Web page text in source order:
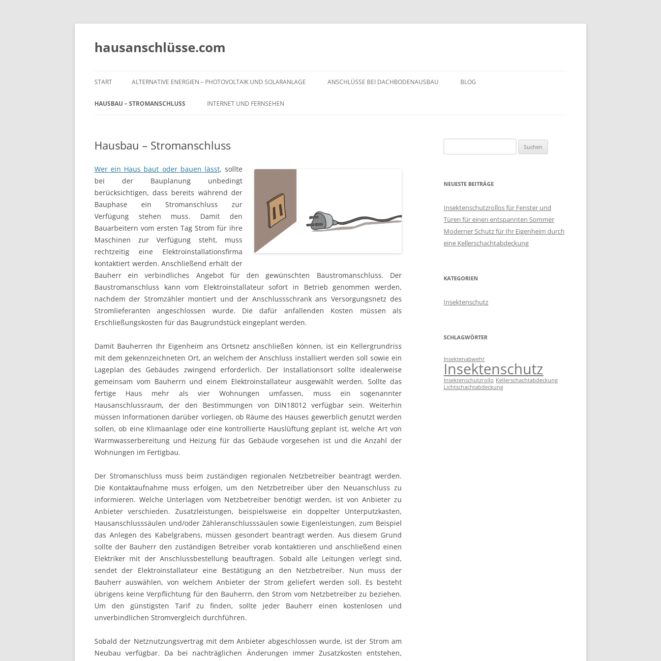
Zum
springen
hausanschlüsse.com
START ALTERNATIVE ENERGIEN – PHOTOVOLTAIK UND SOLARANLAGE ANSCHLÜSSE BEI DACHBODENAUSBAU BLOG
HAUSBAU – STROMANSCHLUSS INTERNET UND FERNSEHEN
Hausbau – Stromanschluss
Wer ein Haus baut oder bauen lässt, sollte
bei der Bauplanung unbedingt
berücksichtigen, dass bereits während der
Bauphase ein Stromanschluss zur
Verfügung stehen muss. Damit den
Bauarbeitern vom ersten Tag Strom für ihre
Maschinen zur Verfügung steht, muss
rechtzeitig eine Elektroinstallationsfirma
kontaktiert werden. Anschließend erhält der
Bauherr ein verbindliches Angebot für den gewünschten Baustromanschluss. Der
Baustromanschluss kann vom Elektroinstallateur sofort in Betrieb genommen werden,
nachdem der Stromzähler montiert und der Anschlussschrank ans Versorgungsnetz des
Stromlieferanten angeschlossen wurde. Die dafür anfallenden Kosten müssen als
Erschließungskosten für das Baugrundstück eingeplant werden.
Damit Bauherren Ihr Eigenheim ans Ortsnetz anschließen können, ist ein Kellergrundriss
mit dem gekennzeichneten Ort, an welchem der Anschluss installiert werden soll sowie ein
Lageplan des Gebäudes zwingend erforderlich. Der Installationsort sollte idealerweise
gemeinsam vom Bauherrn und einem Elektroinstallateur ausgewählt werden. Sollte das
fertige Haus mehr als vier Wohnungen umfassen, muss ein sogenannter
Hausanschlussraum, der den Bestimmungen von DIN18012 verfügbar sein. Weiterhin
müssen Informationen darüber vorliegen, ob Räume des Hauses gewerblich genutzt werden
sollen, ob eine Klimaanlage oder eine kontrollierte Hauslüftung geplant ist, welche Art von
Warmwasserbereitung und Heizung für das Gebäude vorgesehen ist und die Anzahl der
Wohnungen im Fertigbau.
Der Stromanschluss muss beim zuständigen regionalen Netzbetreiber beantragt werden.
Die Kontaktaufnahme muss erfolgen, um den Netzbetreiber über den Neuanschluss zu
informieren. Welche Unterlagen vom Netzbetreiber benötigt werden, ist von Anbieter zu
Anbieter verschieden. Zusatzleistungen, beispielsweise ein doppelter Unterputzkasten,
Hausanschlusssäulen und/oder Zähleranschlusssäulen sowie Eigenleistungen, zum Beispiel
das Anlegen des Kabelgrabens, müssen gesondert beantragt werden. Aus diesem Grund
sollte der Bauherr den zuständigen Betreiber vorab kontaktieren und anschließend einen
Elektriker mit der Anschlussbestellung beauftragen. Sobald alle Leitungen verlegt sind,
sendet der Elektroinstallateur eine Bestätigung an den Netzbetreiber. Nun muss der
Bauherr auswählen, von welchem Anbieter der Strom geliefert werden soll. Es besteht
übrigens keine Verpflichtung für den Bauherrn, den Strom vom Netzbetreiber zu beziehen.
Um den günstigsten Tarif zu finden, sollte jeder Bauherr einen kostenlosen und
unverbindlichen Stromvergleich durchführen.
Sobald der Netznutzungsvertrag mit dem Anbieter abgeschlossen wurde, ist der Strom am
Neubau verfügbar. Da bei nachträglichen Änderungen immer Zusatzkosten entstehen,
nach:
NEUESTE BEITRÄGE
Insektenschutzrollos für Fenster und
Türen für einen entspannten Sommer
Moderner Schutz für Ihr Eigenheim durch
eine Kellerschachtabdeckung
KATEGORIEN
Insektenschutz
SCHLAGWÖRTER
Insektenabwehr
Insektenschutz
Insektenschutzrollo Kellerschachtabdeckung
Lichtschachtabdeckung